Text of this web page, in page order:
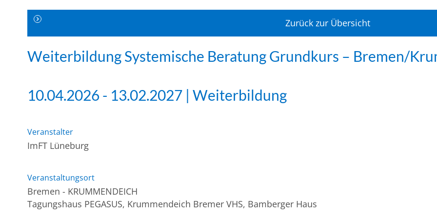
Zurück zur Übersicht
Weiterbildung Systemische Beratung Grundkurs – Bremen/
10.04.2026 - 13.02.2027 | Weiterbildung
Veranstalter
ImFT Lüneburg
Veranstaltungsort
Bremen - KRUMMENDEICH
Tagungshaus PEGASUS, Krummendeich Bremer VHS, Bamberger Haus